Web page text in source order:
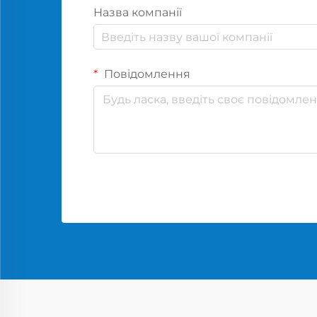
Назва компанії
Повідомлення